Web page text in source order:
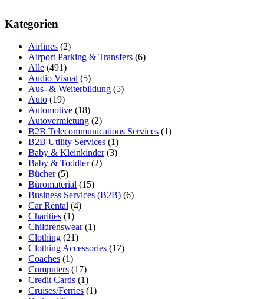
Kategorien
Airlines (2)
Airport Parking & Transfers (6)
Alle (491)
Audio Visual (5)
Aus- & Weiterbildung (5)
Auto (19)
Automotive (18)
Autovermietung (2)
B2B Telecommunications Services (1)
B2B Utility Services (1)
Baby & Kleinkinder(3)
Baby & Toddler(2)
Bücher(5)
Büromaterial (15)
Business Services (B2B) (6)
Car Rental (4)
Charities (1)
Childrenswear(1)
Clothing (21)
Clothing Accessories (17)
Coaches (1)
Computers (17)
Credit Cards (1)
Cruises/Ferries (1)